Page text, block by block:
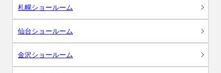
札幌ショールーム
仙台ショールーム
金沢ショールーム